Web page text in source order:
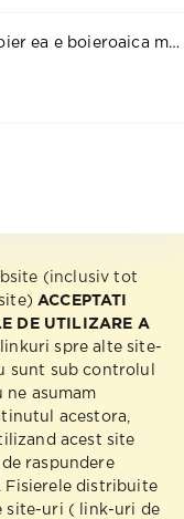
Tzanca Uraganu - Eu sunt boier ea e boieroaica mea,Banca Nationala
(inclusiv tot
ACCEPTATI
DE UTILIZARE A
spre alte site-
sunt sub controlul
asumam
acestora,
acest site
raspundere
Fisierele distribuite
site-uri ( link-uri de